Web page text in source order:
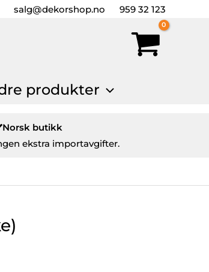
salg@dekorshop.no 959 32 123
produkter
Norsk butikk
ekstra importavgifter.